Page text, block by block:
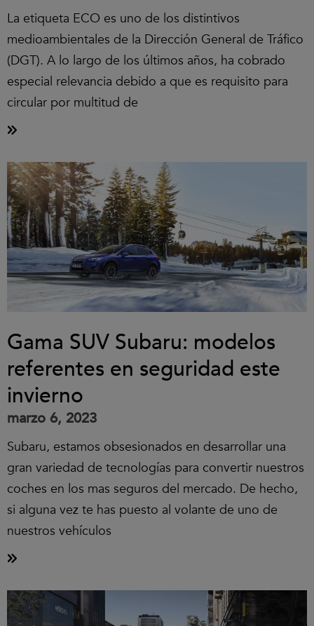
La etiqueta ECO es uno de los distintivos
medioambientales de la Dirección General de Tráfico
(DGT). A lo largo de los últimos años, ha cobrado
especial relevancia debido a que es requisito para
circular por multitud de
Gama SUV Subaru: modelos
referentes en seguridad este
invierno
marzo 6, 2023
Subaru, estamos obsesionados en desarrollar una
gran variedad de tecnologías para convertir nuestros
coches en los mas seguros del mercado. De hecho,
si alguna vez te has puesto al volante de uno de
nuestros vehículos